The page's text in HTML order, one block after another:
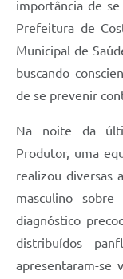
importância de
Prefeitura de
Municipal de
buscando
de se prevenir
Na noite da
Produtor, uma
realizou diversas
masculino
diagnóstico
distribuídos
apresentaram-se